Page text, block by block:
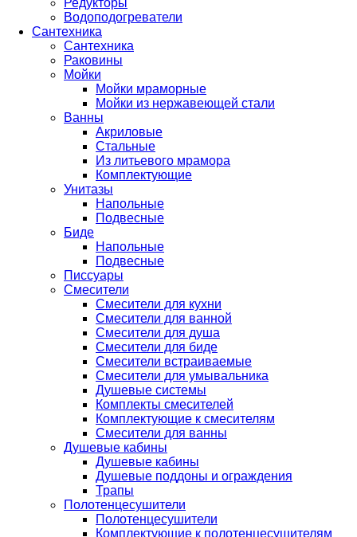
Редукторы
Водоподогреватели
Сантехника
Сантехника
Раковины
Мойки
Мойки мраморные
Мойки из нержавеющей стали
Ванны
Акриловые
Стальные
Из литьевого мрамора
Комплектующие
Унитазы
Напольные
Подвесные
Биде
Напольные
Подвесные
Писсуары
Смесители
Смесители для кухни
Смесители для ванной
Смесители для душа
Смесители для биде
Смесители встраиваемые
Смесители для умывальника
Душевые системы
Комплекты смесителей
Комплектующие к смесителям
Смесители для ванны
Душевые кабины
Душевые кабины
Душевые поддоны и ограждения
Трапы
Полотенцесушители
Полотенцесушители
Комплектующие к полотенцесушителям